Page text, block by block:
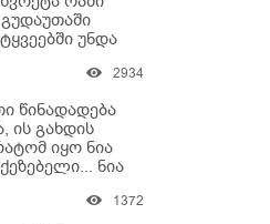
უნდა
2934
წინადადება
ის გახდის
იყო ნია
ნია
ეს" - რას
1372